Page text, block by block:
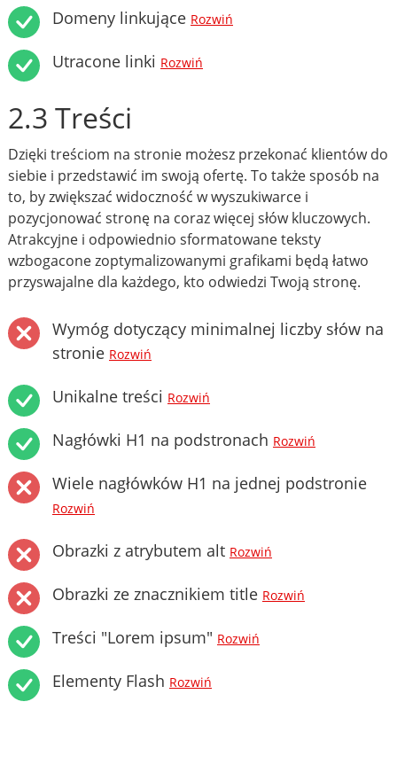
Domeny linkujące Rozwiń
Utracone linki Rozwiń
2.3 Treści
Dzięki treściom na stronie możesz przekonać klientów do
siebie i przedstawić im swoją ofertę. To także sposób na
to, by zwiększać widoczność w wyszukiwarce i
pozycjonować stronę na coraz więcej słów kluczowych.
Atrakcyjne i odpowiednio sformatowane teksty
wzbogacone zoptymalizowanymi grafikami będą łatwo
przyswajalne dla każdego, kto odwiedzi Twoją stronę.
Wymóg dotyczący minimalnej liczby słów na
stronie Rozwiń
Unikalne treści Rozwiń
Nagłówki H1 na podstronach Rozwiń
Wiele nagłówków H1 na jednej podstronie
Rozwiń
Obrazki z atrybutem alt Rozwiń
Obrazki ze znacznikiem title Rozwiń
Treści "Lorem ipsum" Rozwiń
Elementy Flash Rozwiń